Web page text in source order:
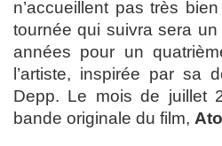
n’accueillent pas très
tournée qui suivra sera
années pour un
l’artiste, inspirée par sa
Depp. Le mois de juillet
bande originale du film,